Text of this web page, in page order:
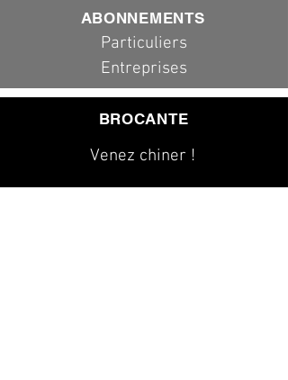
ABONNEMENTS
Particuliers
Entreprises
BROCANTE
Venez chiner !